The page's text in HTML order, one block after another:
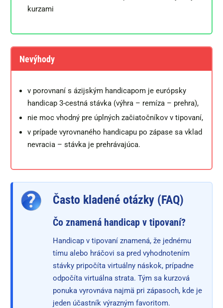
kurzami
Nevýhody
v porovnaní s ázijským handicapom je európsky
handicap 3-cestná stávka (výhra – remíza – prehra),
nie moc vhodný pre úplných začiatočníkov v tipovaní,
v prípade vyrovnaného handicapu po zápase sa vklad
nevracia – stávka je prehrávajúca.
Často kladené otázky (FAQ)
Čo znamená handicap v tipovaní?
Handicap v tipovaní znamená, že jednému
tímu alebo hráčovi sa pred vyhodnotením
stávky pripočíta virtuálny náskok, prípadne
odpočíta virtuálna strata. Tým sa kurzová
ponuka vyrovnáva najmä pri zápasoch, kde je
jeden účastník výrazným favoritom.